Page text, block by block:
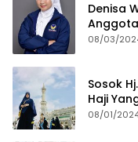
Denisa
2029
08/03/
Sosok
Haji
08/01/